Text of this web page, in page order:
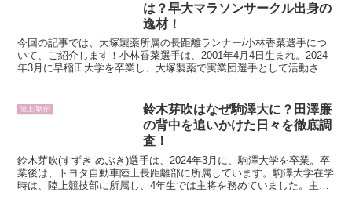
は？早大マラソンサークル出身の
逸材！
今回の記事では、大塚製薬所属の長距離ランナー/小林香菜選手につ
いて、ご紹介します！小林香菜選手は、2001年4月4日生まれ。2024
年3月に早稲田大学を卒業し、大塚製薬で実業団選手として活動され
陸上/駅伝
鈴木芽吹はなぜ駒澤大に？田澤廉
の背中を追いかけた日々を徹底調
査！
鈴木芽吹(すずき めぶき)選手は、2024年3月に、駒澤大学を卒業。卒
業後は、トヨタ自動車陸上長距離部に所属しています。駒澤大学在学
時は、陸上競技部に所属し、4年生では主将を務めていました。主将